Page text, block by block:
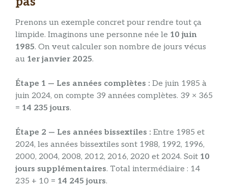
Prenons un exemple concret pour rendre tout ça
limpide. Imaginons une personne née le 10 juin
1985. On veut calculer son nombre de jours vécus
au 1er janvier 2025.
Étape 1 — Les années complètes : De juin 1985 à
juin 2024, on compte 39 années complètes. 39 × 365
= 14 235 jours.
Étape 2 — Les années bissextiles : Entre 1985 et
2024, les années bissextiles sont 1988, 1992, 1996,
2000, 2004, 2008, 2012, 2016, 2020 et 2024. Soit 10
jours supplémentaires. Total intermédiaire : 14
235 + 10 = 14 245 jours.